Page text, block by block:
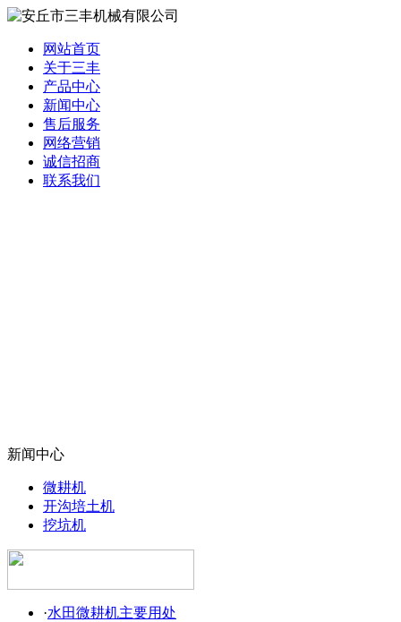
网站首页
关于三丰
产品中心
新闻中心
售后服务
网络营销
诚信招商
联系我们
新闻中心
微耕机
开沟培土机
挖坑机
·水田微耕机主要用处